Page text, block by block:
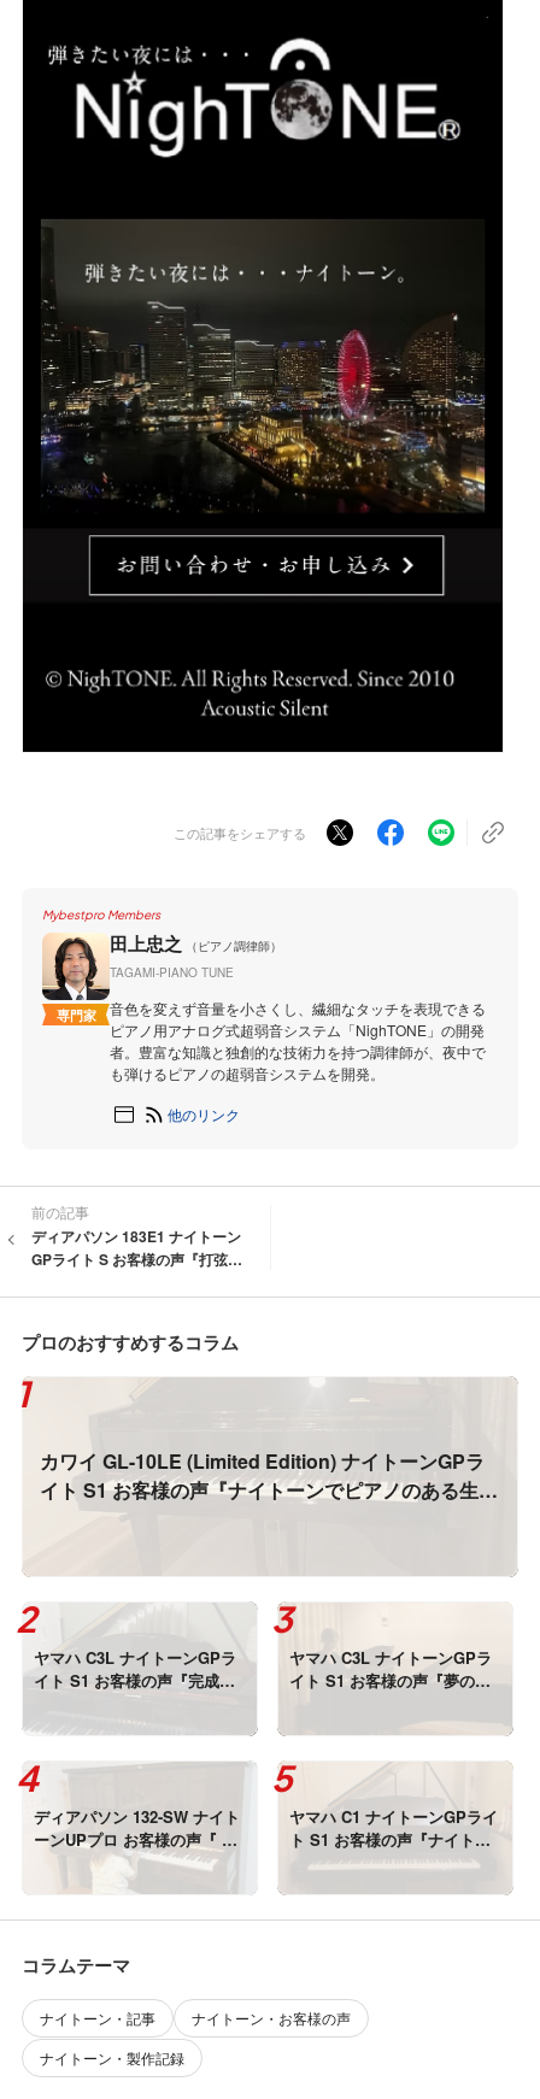
この記事をシェアする
Mybestpro Members
専門家
田上忠之
（ピアノ調律師）
TAGAMI-PIANO TUNE
音色を変えず音量を小さくし、繊細なタッチを表現できる
ピアノ用アナログ式超弱音システム「NighTONE」の開発
者。豊富な知識と独創的な技術力を持つ調律師が、夜中で
も弾けるピアノの超弱音システムを開発。
他のリンク
前の記事
ディアパソン 183E1 ナイトーン
GPライト S お客様の声『打弦の
く♪』
プロのおすすめするコラム
カワイ GL-10LE (Limited Edition) ナイトーンGPラ
イト S1 お客様の声『ナイトーンでピアノのある生
活、感無量です！！』
ヤマハ C3L ナイトーンGPラ
イト S1 お客様の声『完成し
た音を聞いて涙が。。』
ヤマハ C3L ナイトーンGPラ
イト S1 お客様の声『夢のよ
ディアパソン 132-SW ナイト
ーンUPプロ お客様の声『 TV
の音よりも小さい音で鳴るよ
うになった♪』
ヤマハ C1 ナイトーンGPライ
ト S1 お客様の声『ナイトー
ンはピアノでありながら、新
コラムテーマ
ナイトーン・記事
ナイトーン・お客様の声
ナイトーン・製作記録